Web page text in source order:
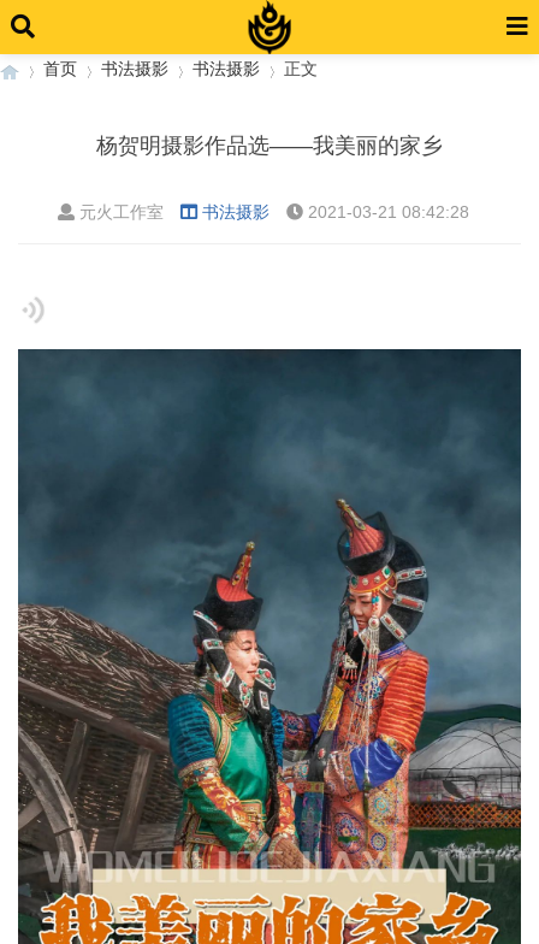
首页 书法摄影 书法摄影 正文
杨贺明摄影作品选——我美丽的家乡
元火工作室 书法摄影 2021-03-21 08:42:28